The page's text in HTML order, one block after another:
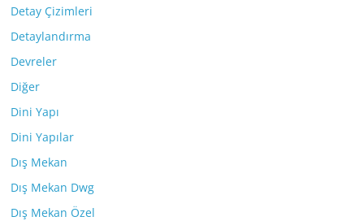
Detay Çizimleri
Detaylandırma
Devreler
Diğer
Dini Yapı
Dini Yapılar
Dış Mekan
Dış Mekan Dwg
Dış Mekan Özel